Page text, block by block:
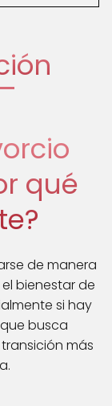
qué
de manera
bienestar de
si hay
busca
más